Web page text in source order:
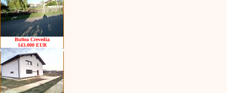
Buftea Crevedia
143.000 EUR